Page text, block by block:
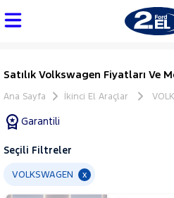
Satılık Volkswagen Fiyatları Ve
Ana Sayfa İkinci El Araçlar
Garantili
Seçili Filtreler
VOLKSWAGEN x